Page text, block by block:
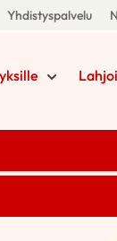
Yhdistyspalvelu